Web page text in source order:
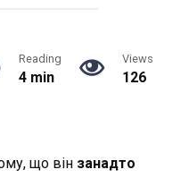
Reading
4 min
Views
126
що він занадто